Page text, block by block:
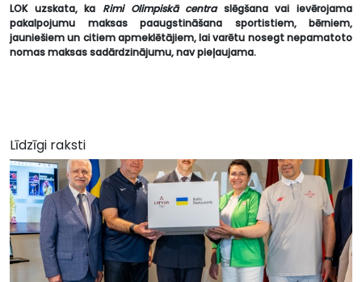
LOK uzskata, ka Rimi Olimpiskā centraslēgšana vai ievērojama
pakalpojumu maksas paaugstināšana sportistiem, bērniem,
jauniešiem un citiem apmeklētājiem, lai varētu nosegt nepamatoto
nomas maksas sadārdzinājumu, nav pieļaujama.
Līdzīgi raksti